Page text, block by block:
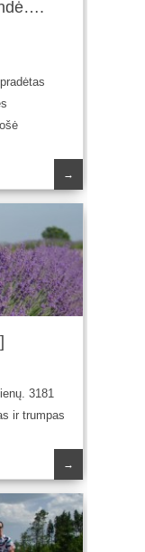
→
3181
ir trumpas
→